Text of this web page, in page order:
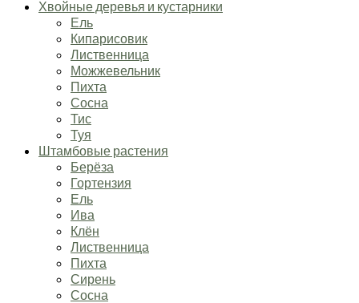
Хвойные деревья и кустарники
Ель
Кипарисовик
Лиственница
Можжевельник
Пихта
Сосна
Тис
Туя
Штамбовые растения
Берёза
Гортензия
Ель
Ива
Клён
Лиственница
Пихта
Сирень
Сосна